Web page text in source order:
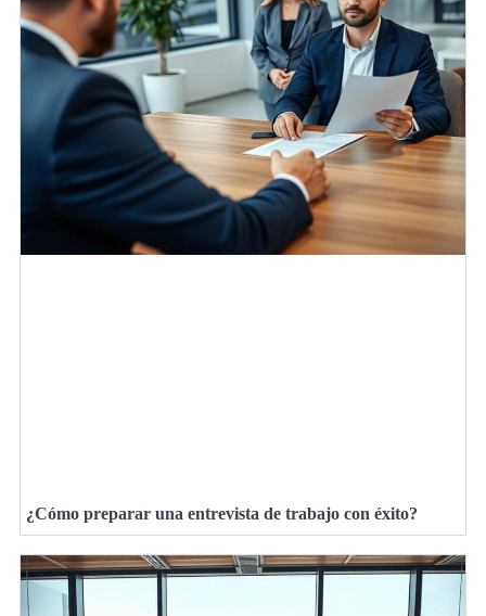
¿Cómo preparar una entrevista de trabajo con éxito?